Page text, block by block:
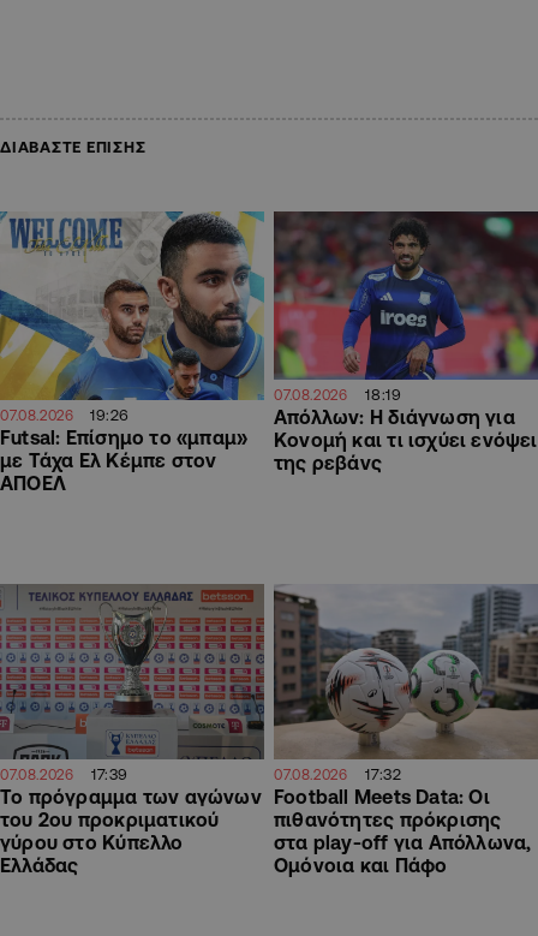
ΔΙΑΒΑΣΤΕ ΕΠΙΣΗΣ
07.08.2026 19:26
Futsal: Επίσημο το «μπαμ»
με Τάχα Ελ Κέμπε στον
ΑΠΟΕΛ
07.08.2026 18:19
Απόλλων: Η διάγνωση για
Κονομή και τι ισχύει ενόψει
της ρεβάνς
07.08.2026 17:39
Το πρόγραμμα των αγώνων
του 2ου προκριματικού
γύρου στο Κύπελλο
Ελλάδας
07.08.2026 17:32
Football Meets Data: Οι
πιθανότητες πρόκρισης
στα play-off για Απόλλωνα,
Ομόνοια και Πάφο